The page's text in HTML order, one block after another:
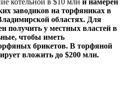
котельной в $10 млн и намерен
заводиков на торфяниках в
областях. Для
получить у местных властей в
чтобы иметь
брикетов. В торфяной
вложить до $200 млн.